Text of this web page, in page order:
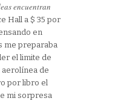
encuentran
Hall a $ 35 por
en
me preparaba
el limite de
aerolínea de
por libro el
mi sorpresa